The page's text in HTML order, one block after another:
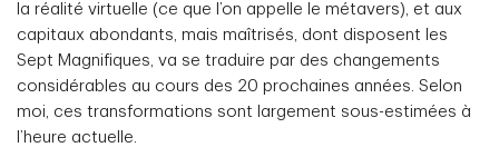
la réalité virtuelle (ce que l’on appelle le métavers), et aux
capitaux abondants, mais maîtrisés, dont disposent les
Sept Magnifiques, va se traduire par des changements
considérables au cours des 20 prochaines années. Selon
moi, ces transformations sont largement sous-estimées à
l’heure actuelle.